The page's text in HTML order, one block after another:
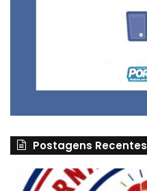
Postagens Recentes